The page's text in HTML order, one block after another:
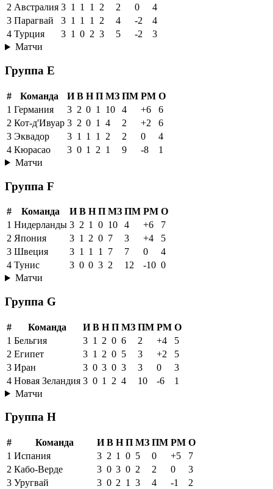
2 Австралия 3 1 1 1 2 2 0
4
3 Парагвай 3 1 1 1 2 4 -2
4
4 Турция 3 1 0 2 3 5 -2
3
Матчи
Группа E
# Команда И В Н П МЗ ПМ РМ О
1 Германия 3 2 0 1 10 4 +6
6
2 Кот-д'Ивуар 3 2 0 1 4 2 +2
6
3 Эквадор 3 1 1 1 2 2 0
4
4 Кюрасао 3 0 1 2 1 9 -8
1
Матчи
Группа F
# Команда И В Н П МЗ ПМ РМ О
1 Нидерланды 3 2 1 0 10 4 +6
7
2 Япония 3 1 2 0 7 3 +4
5
3 Швеция 3 1 1 1 7 7 0
4
4 Тунис 3 0 0 3 2 12 -10 0
Матчи
Группа G
# Команда И В Н П МЗ ПМ РМ О
1 Бельгия 3 1 2 0 6 2 +4
5
2 Египет 3 1 2 0 5 3 +2
5
3 Иран 3 0 3 0 3 3 0
3
4 Новая Зеландия 3 0 1 2 4 10 -6
1
Матчи
Группа H
# Команда И В Н П МЗ ПМ РМ О
1 Испания 3 2 1 0 5 0 +5
7
2 Кабо-Верде 3 0 3 0 2 2 0
3
3 Уругвай 3 0 2 1 3 4 -1
2